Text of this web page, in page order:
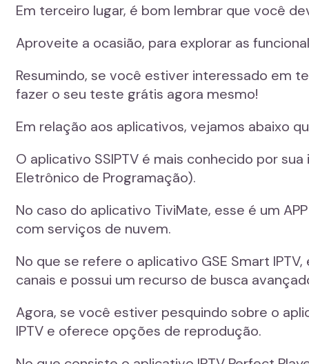
Em terceiro lugar, é bom lembrar que você
Aproveite a ocasião, para explorar as
Resumindo, se você estiver interessado em
fazer o seu teste grátis agora mesmo!
Em relação aos aplicativos, vejamos abaixo
O aplicativo SSIPTV é mais conhecido por
Eletrônico de Programação).
No caso do aplicativo TiviMate, esse é um
com serviços de nuvem.
No que se refere o aplicativo GSE Smart
canais e possui um recurso de busca
Agora, se você estiver pesquindo sobre o
IPTV e oferece opções de reprodução.